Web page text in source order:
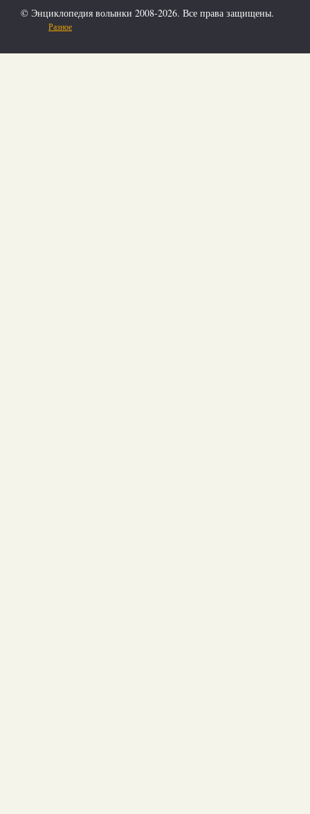
© Энциклопедия волынки 2008-2026. Все права защищены.
Разное